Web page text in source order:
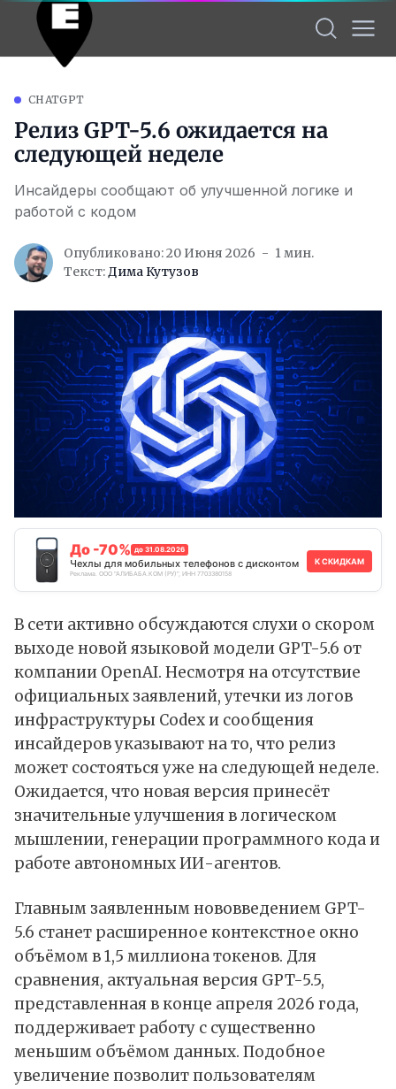
CHATGPT
Релиз GPT-5.6 ожидается на
следующей неделе
Инсайдеры сообщают об улучшенной логике и
работой с кодом
Опубликовано: 20 Июня 2026
1 мин.
Текст:Дима Кутузов
До -70% до 31.08.2026
Чехлы для мобильных телефонов с дисконтом
Реклама. ООО "АЛИБАБА.КОМ (РУ)", ИНН 7703380158
К СКИДКАМ
В сети активно обсуждаются слухи о скором
выходе новой языковой модели GPT-5.6 от
компании OpenAI. Несмотря на отсутствие
официальных заявлений, утечки из логов
инфраструктуры Codex и сообщения
инсайдеровуказываютна то, что релиз
может состояться уже на следующей неделе.
Ожидается, что новая версия принесёт
значительные улучшения в логическом
мышлении, генерации программного кода и
работе автономных ИИ-агентов.
Главным заявленным нововведением GPT-
5.6 станет расширенное контекстное окно
объёмом в 1,5 миллиона токенов. Для
сравнения, актуальная версия GPT-5.5,
представленная в конце апреля 2026 года,
поддерживает работу с существенно
меньшим объёмом данных. Подобное
увеличение позволит пользователям